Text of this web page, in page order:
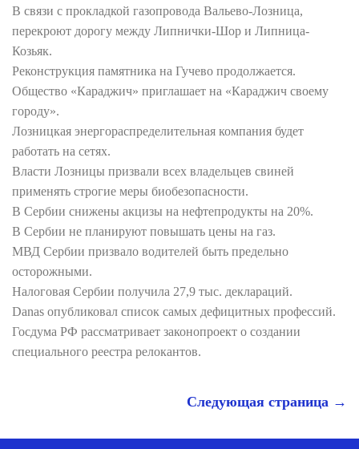
В связи с прокладкой газопровода Вальево-Лозница,
перекроют дорогу между Липнички-Шор и Липница-
Козьяк.
Реконструкция памятника на Гучево продолжается.
Общество «Караджич» приглашает на «Караджич своему
городу».
Лозницкая энергораспределительная компания будет
работать на сетях.
Власти Лозницы призвали всех владельцев свиней
применять строгие меры биобезопасности.
В Сербии снижены акцизы на нефтепродукты на 20%.
В Сербии не планируют повышать цены на газ.
МВД Сербии призвало водителей быть предельно
осторожными.
Налоговая Сербии получила 27,9 тыс. деклараций.
Danas опубликовал список самых дефицитных профессий.
Госдума РФ рассматривает законопроект о создании
специального реестра релокантов.
Следующая страница →